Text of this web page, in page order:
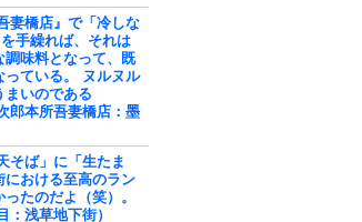
妻橋店』で「冷しな
手繰れば、それは
調味料となって、既
っている。 ヌルヌル
まいのである
郎本所吾妻橋店：墨
そば」に「生たま
における至高のラン
たのだよ（笑）。
：浅草地下街）